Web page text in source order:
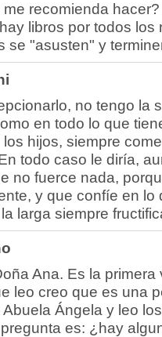
me recomienda
libros por todos
se "asusten" y
no tengo la
en todo lo que
hijos, siempre
todo caso le diría,
no fuerce nada,
y que confíe en lo
larga siempre
Ana. Es la
leo creo que es una
Ángela y leo
es: ¿hay